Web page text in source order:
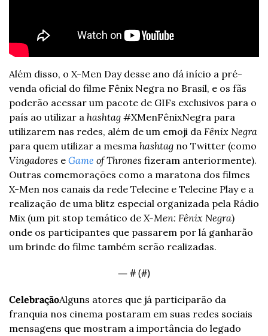
Além disso, o X-Men Day desse ano dá início a pré-
venda oficial do filme Fênix Negra no Brasil, e os fãs
poderão acessar um pacote de GIFs exclusivos para o
país ao utilizar a hashtag #XMenFênixNegra para
utilizarem nas redes, além de um emoji da Fênix Negra
para quem utilizar a mesma hashtag
Vingadores e Game of Thrones fizeram anteriormente).
Outras comemorações como a maratona dos filmes
X-Men nos canais da rede Telecine e Telecine Play e a
realização de uma blitz especial organizada pela Rádio
Mix (um pit stop temático de X-Men: Fênix Negra)
onde os participantes que passarem por lá ganharão
um brinde do filme também serão realizadas.
— # (#)
CelebraçãoAlguns atores que já participarão da
franquia nos cinema postaram em suas redes sociais
mensagens que mostram a importância do legado